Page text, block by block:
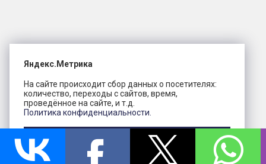
Яндекс.Метрика
На сайте происходит сбор данных о посетителях:
количество, переходы с сайтов, время,
проведённое на сайте, и т.д.
Политика конфиденциальности.
Понятно, спасибо